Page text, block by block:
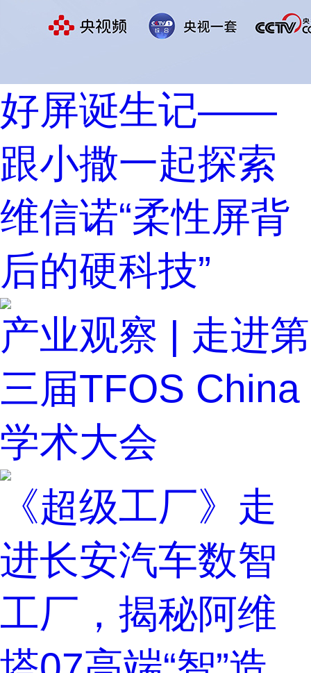
好屏诞生记——
跟小撒一起探索
维信诺“柔性屏背
后的硬科技”
产业观察 | 走进第
三届TFOS China
学术大会
《超级工厂》走
进长安汽车数智
工厂，揭秘阿维